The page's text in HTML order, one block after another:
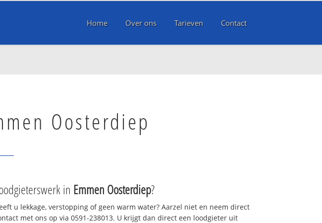
Home Over ons Tarieven Contact
Oosterdiep
in Emmen Oosterdiep?
u lekkage, verstopping of geen warm water? Aarzel niet en neem direct
met ons op via 0591-238013. U krijgt dan direct een loodgieter uit